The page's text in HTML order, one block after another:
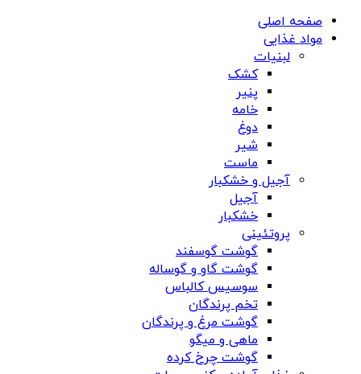
صفحه اصلی
مواد غذایی
لبنیات
کشک
پنیر
خامه
دوغ
شیر
ماست
آجیل و خشکبار
آجیل
خشکبار
پروتئینی
گوشت گوسفند
گوشت گاو و گوساله
سوسیس کالباس
تخم پرندگان
گوشت مرغ و پرندگان
ماهی و میگو
گوشت چرخ کرده